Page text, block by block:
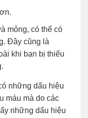
mỏng, có thể có
Đây cũng là
khi bạn bị thiếu
những dấu hiệu
máu mà do các
những dấu hiệu